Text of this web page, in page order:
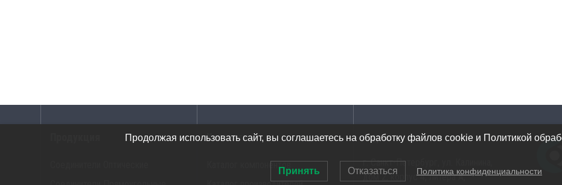
Каталоги
Каталог компонентов
Адрес
г. Санкт-Петербург, ул. Калинина,
дом 2, корпус 4, литера А,
Продолжая использовать сайт, вы соглашаетесь на обработку файлов cookie и Политикой
Принять Отказаться Политика конфиденциальности